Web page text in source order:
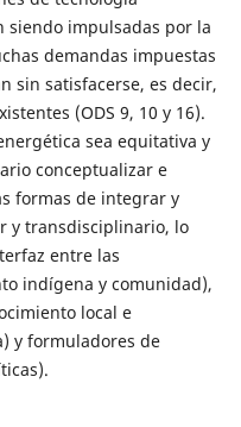
impulsadas por la
demandas impuestas
sin satisfacerse, es decir,
(ODS 9, 10 y 16).
sea equitativa y
conceptualizar e
formas de integrar y
y transdisciplinario, lo
entre las
indígena y comunidad),
local e
y formuladores de